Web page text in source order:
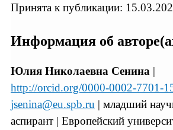
Принята к публикации:
Информация об
Юлия Николаевна Сенина |
http://orcid.org/0000-0002-7701-
jsenina@eu.spb.ru | младший
аспирант | Европейский